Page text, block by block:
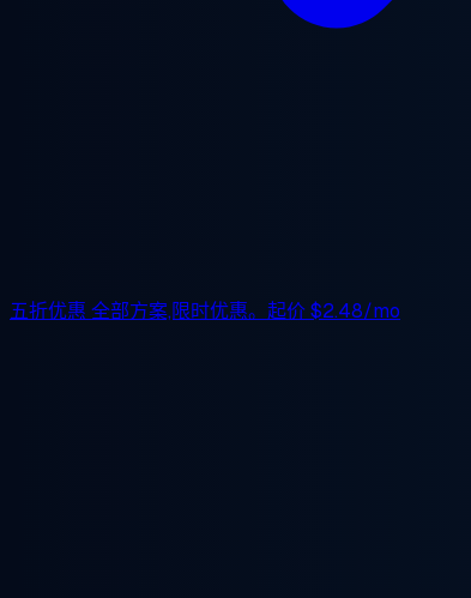
五折优惠 全部方案,限时优惠。起价$2.48/mo